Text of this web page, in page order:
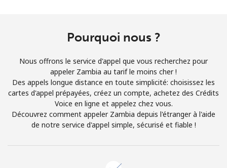
S'inscrire
Bonjour!
Identifiez-vous ou INSCRIVEZ-VOUS →
Pourquoi nous ?
Nous offrons le service d'appel que vous recherchez pour
appeler Zambia au tarif le moins cher !
Des appels longue distance en toute simplicité: choisissez les
cartes d'appel prépayées, créez un compte, achetez des Crédits
Voice en ligne et appelez chez vous.
Découvrez comment appeler Zambia depuis l'étranger à l'aide
de notre service d'appel simple, sécurisé et fiable !